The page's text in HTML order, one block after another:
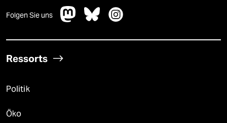
Folgen Sie uns
Ressorts
Politik
Öko